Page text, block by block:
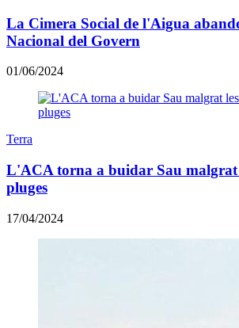
La Cimera Social de l'Aigua
Nacional del Govern
01/06/2024
Terra
L'ACA torna a buidar Sau malgrat
pluges
17/04/2024